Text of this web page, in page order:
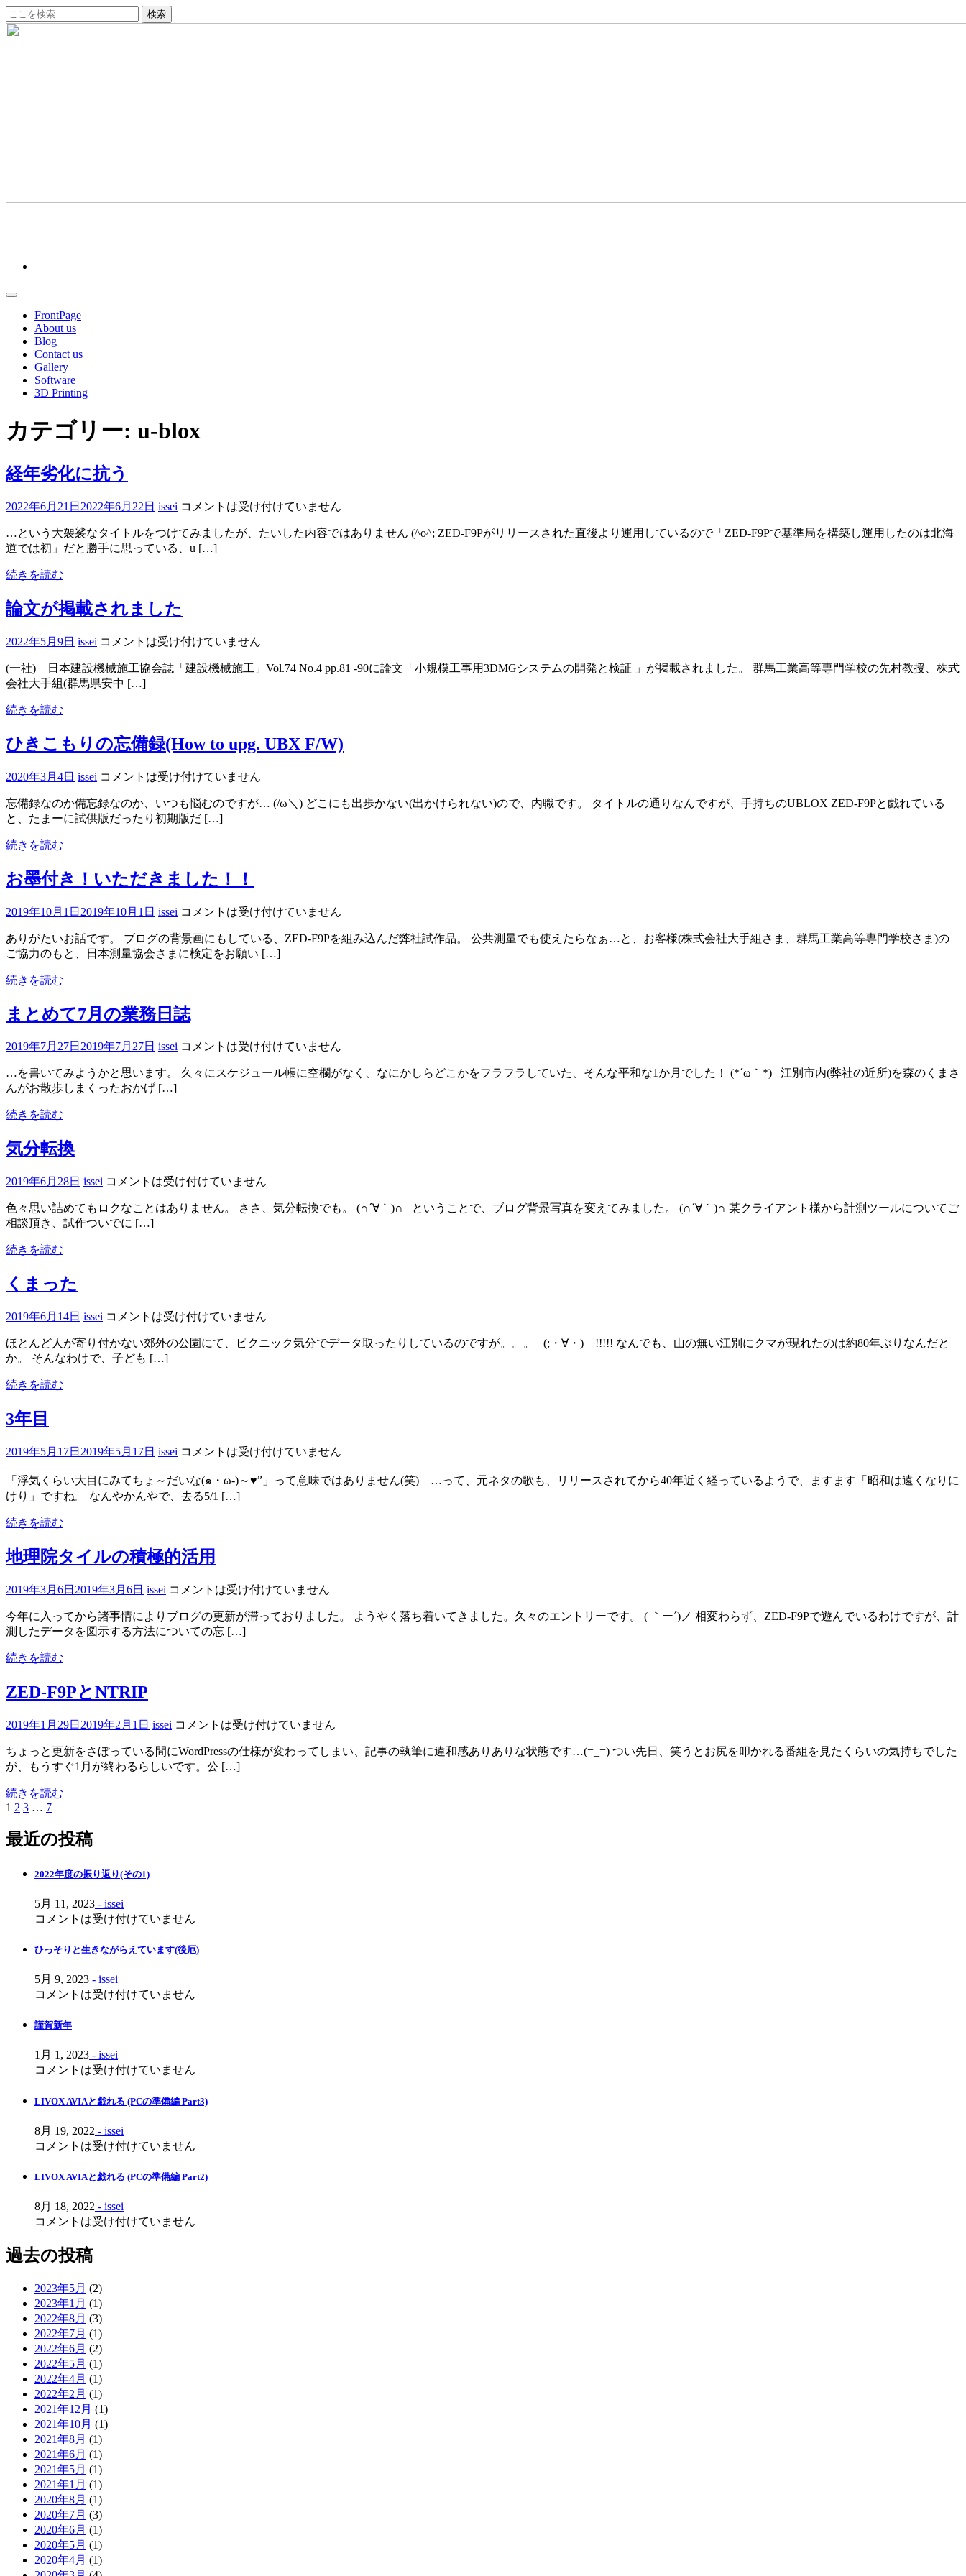
コ
ン
FrontPage
About us
Blog
Contact us
Gallery
Software
3D Printing
カテゴリー: u-blox
経年劣化に抗う
2022年6月21日 2022年6月22日 issei コメントは受け付けていません
…という大袈裟なタイトルをつけてみましたが、たいした内容ではありません (^o^; ZED-F9Pがリリースされた直後より運用しているので「ZED-F9Pで基準局を構築し運用したのは北海
道では初」だと勝手に思っている、u […]
続きを読む
論文が掲載されました
2022年5月9日 issei コメントは受け付けていません
(一社) 日本建設機械施工協会誌「建設機械施工」Vol.74 No.4 pp.81 -90に論文「小規模工事用3DMGシステムの開発と検証 」が掲載されました。 群馬工業高等専門学校の先村教授、株式
会社大手組(群馬県安中 […]
続きを読む
ひきこもりの忘備録(How to upg. UBX F/W)
2020年3月4日 issei コメントは受け付けていません
忘備録なのか備忘録なのか、いつも悩むのですが… (/ω＼) どこにも出歩かない(出かけられない)ので、内職です。 タイトルの通りなんですが、手持ちのUBLOX ZED-F9Pと戯れている
と、たまーに試供版だったり初期版だ […]
続きを読む
お墨付き！いただきました！！
2019年10月1日 2019年10月1日 issei コメントは受け付けていません
ありがたいお話です。 ブログの背景画にもしている、ZED-F9Pを組み込んだ弊社試作品。 公共測量でも使えたらなぁ…と、お客様(株式会社大手組さま、群馬工業高等専門学校さま)の
ご協力のもと、日本測量協会さまに検定をお願い […]
続きを読む
まとめて7月の業務日誌
2019年7月27日 2019年7月27日 issei コメントは受け付けていません
…を書いてみようかと思います。 久々にスケジュール帳に空欄がなく、なにかしらどこかをフラフラしていた、そんな平和な1か月でした！ (*´ω｀*) 江別市内(弊社の近所)を森のくまさ
んがお散歩しまくったおかげ […]
続きを読む
気分転換
2019年6月28日 issei コメントは受け付けていません
色々思い詰めてもロクなことはありません。 ささ、気分転換でも。 (∩´∀｀)∩ ということで、ブログ背景写真を変えてみました。 (∩´∀｀)∩ 某クライアント様から計測ツールについてご
相談頂き、試作ついでに […]
続きを読む
くまった
2019年6月14日 issei コメントは受け付けていません
ほとんど人が寄り付かない郊外の公園にて、ピクニック気分でデータ取ったりしているのですが。。。 (;・∀・) !!!!! なんでも、山の無い江別にクマが現れたのは約80年ぶりなんだと
か。 そんなわけで、子ども […]
続きを読む
3年目
2019年5月17日 2019年5月17日 issei コメントは受け付けていません
「浮気くらい大目にみてちょ～だいな(๑・ω-)～♥”」って意味ではありません(笑) …って、元ネタの歌も、リリースされてから40年近く経っているようで、ますます「昭和は遠くなりに
けり」ですね。 なんやかんやで、去る5/1 […]
続きを読む
地理院タイルの積極的活用
2019年3月6日 2019年3月6日 issei コメントは受け付けていません
今年に入ってから諸事情によりブログの更新が滞っておりました。 ようやく落ち着いてきました。久々のエントリーです。 ( ｀ー´)ノ 相変わらず、ZED-F9Pで遊んでいるわけですが、計
測したデータを図示する方法についての忘 […]
続きを読む
ZED-F9PとNTRIP
2019年1月29日 2019年2月1日 issei コメントは受け付けていません
ちょっと更新をさぼっている間にWordPressの仕様が変わってしまい、記事の執筆に違和感ありありな状態です…(=_=) つい先日、笑うとお尻を叩かれる番組を見たくらいの気持ちでした
が、もうすぐ1月が終わるらしいです。公 […]
続きを読む
投
稿
1 2 3 … 7
最近の投稿
2022年度の振り返り(その1)
5月 11, 2023 - issei
コメントは受け付けていません
ひっそりと生きながらえています(後厄)
5月 9, 2023 - issei
コメントは受け付けていません
謹賀新年
1月 1, 2023 - issei
コメントは受け付けていません
LIVOX AVIAと戯れる (PCの準備編 Part3)
8月 19, 2022 - issei
コメントは受け付けていません
LIVOX AVIAと戯れる (PCの準備編 Part2)
8月 18, 2022 - issei
コメントは受け付けていません
過去の投稿
2023年5月 (2)
2023年1月 (1)
2022年8月 (3)
2022年7月 (1)
2022年6月 (2)
2022年5月 (1)
2022年4月 (1)
2022年2月 (1)
2021年12月 (1)
2021年10月 (1)
2021年8月 (1)
2021年6月 (1)
2021年5月 (1)
2021年1月 (1)
2020年8月 (1)
2020年7月 (3)
2020年6月 (1)
2020年5月 (1)
2020年4月 (1)